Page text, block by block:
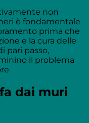
non
è fondamentale
prima che
e la cura delle
pari passo,
il problema
dai muri